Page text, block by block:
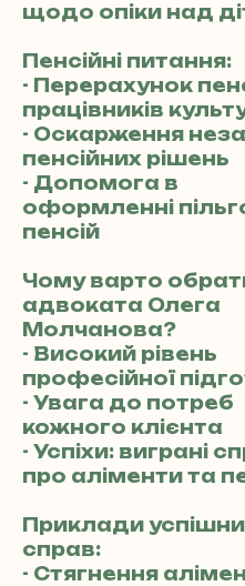
щодо опіки над
Пенсійні питання:
- Перерахунок
працівників
- Оскарження
пенсійних рішень
- Допомога в
оформленні
пенсій
Чому варто
адвоката Олега
Молчанова?
- Високий рівень
професійної
- Увага до потреб
кожного клієнта
- Успіхи: виграні
про аліменти та
Приклади
справ:
- Стягнення